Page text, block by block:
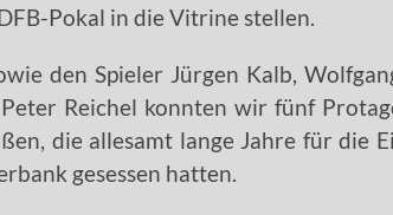
Pokal in die Vitrine stellen.
den Spieler Jürgen Kalb, Wolfgang
Reichel konnten wir fünf
die allesamt lange Jahre für die
gesessen hatten.